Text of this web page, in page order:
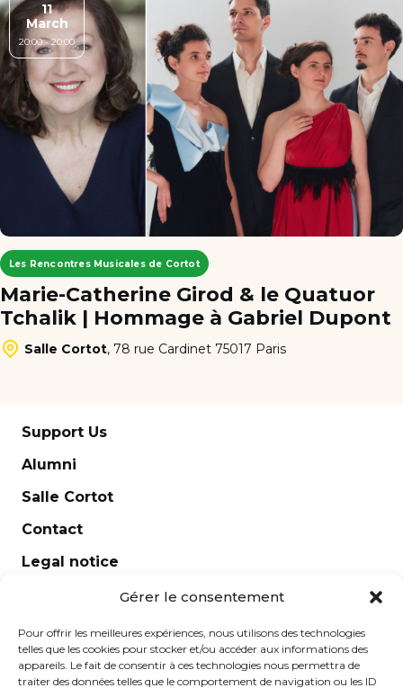
Gérer le consentement
Pour offrir les meilleures expériences, nous utilisons des technologies
telles que les cookies pour stocker et/ou accéder aux informations des
appareils. Le fait de consentir à ces technologies nous permettra de
traiter des données telles que le comportement de navigation ou les ID
11
March
20:00 - 20:00
Les Rencontres Musicales de Cortot
Marie-Catherine Girod & le Quatuor
Tchalik | Hommage à Gabriel Dupont
Salle Cortot, 78 rue Cardinet 75017 Paris
Support Us
Alumni
Salle Cortot
Contact
Legal notice